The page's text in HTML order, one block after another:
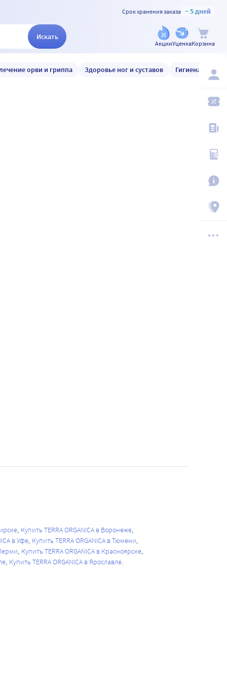
Срок хранения заказа ~ 5 дней
Искать
АкцииУценкаКорзина
орви и гриппа Здоровье ног и суставов Гигиена и уход
Купить TERRA ORGANICA в Воронеже
в Уфе Купить TERRA ORGANICA в Тюмени
Купить TERRA ORGANICA в Красноярске
Купить TERRA ORGANICA в Ярославле